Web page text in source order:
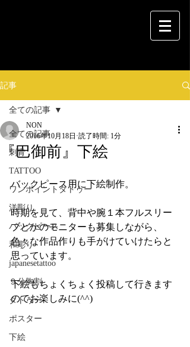
記事
全ての記事
刺青
TATTOO
ワンポイントタトゥー
洋彫り
バックピース
和彫り
japanesetattoo
９分胸割
タトゥー
ポスター
下絵
全ての記事
『巴御前』下絵
NON
2016年10月18日 読了時間: 1分
バックピース用に下絵制作。
時期を見て、背中や腕１本フルスリー
ブとかのモニターも募集しながら、
色々な作品作りも手がけていけたらと
思っています。
下絵もちょくちょく投稿して行きます
のでお楽しみに(^^)